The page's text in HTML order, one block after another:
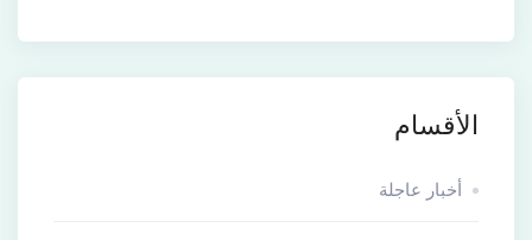
الأقسام
أخبار عاجلة